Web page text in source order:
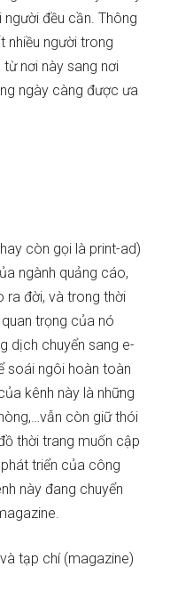
người đều cần. Thông
nhiều người trong
nơi này sang nơi
ngày càng được ưa
còn gọi là print-ad)
ngành quảng cáo,
ra đời, và trong thời
trọng của nó
dịch chuyển sang e-
soái ngôi hoàn toàn
kênh này là những
còn giữ thói
thời trang muốn cập
triển của công
này đang chuyển
tạp chí (magazine)